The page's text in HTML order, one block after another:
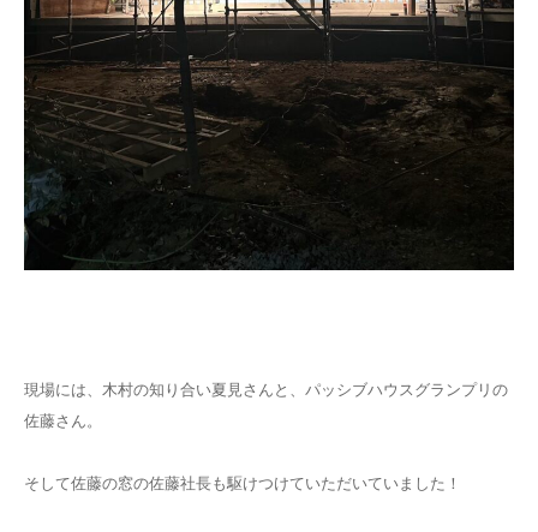
現場には、木村の知り合い夏見さんと、パッシブハウスグランプリの
佐藤さん。
そして佐藤の窓の佐藤社長も駆けつけていただいていました！